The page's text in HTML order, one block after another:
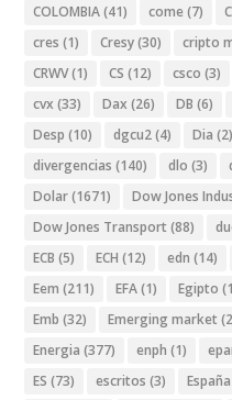
COLOMBIA(41) come (7)
cres (1) Cresy(30) cripto
CRWV(1) CS (12) csco (3)
cvx (33) Dax (26) DB (6)
Desp (10) dgcu2(4) Dia (2)
divergencias (140) dlo (3)
Dolar(1671) Dow Jones
Dow Jones Transport (88)
ECB (5) ECH (12) edn (14)
Eem (211) EFA(1) Egipto
Emb (32) Emerging market
Energia (377) enph (1)
ES (73) escritos (3) España